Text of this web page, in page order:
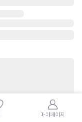
마이페이지